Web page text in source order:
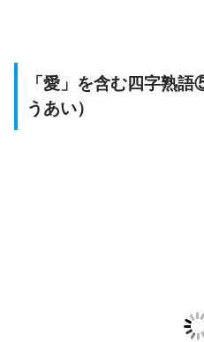
「愛」を含む四字熟
うあい）